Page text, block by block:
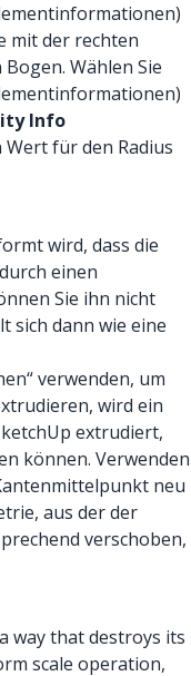
mit der rechten
Wählen Sie
Info
für den Radius
wird, dass die
einen
Sie ihn nicht
sich dann wie eine
verwenden, um
wird ein
extrudiert,
können. Verwenden
neu
aus der der
verschoben,
way that destroys its
scale operation,